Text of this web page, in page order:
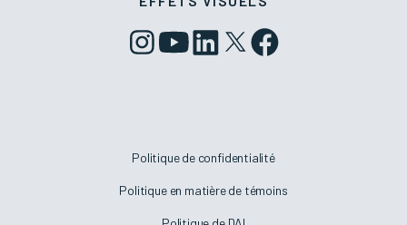
Politique de confidentialité
Politique en matière de témoins